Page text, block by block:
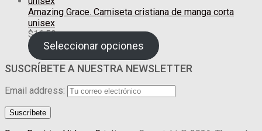
$12.00
$14.00
Amazing Grace. Camiseta cristiana de manga corta
unisex
$16.50
Seleccionar opciones
SUSCRÍBETE A NUESTRA NEWSLETTER
Email address: